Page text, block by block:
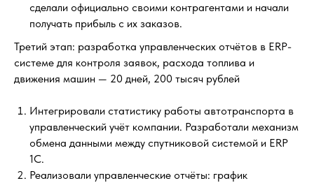
сделали официально своими контрагентами и начали
получать прибыль с их заказов.
Третий этап: разработка управленческих отчётов в ERP-
системе для контроля заявок, расхода топлива и
движения машин — 20 дней, 200 тысяч рублей
Интегрировали статистику работы автотранспорта в
управленческий учёт компании. Разработали механизм
обмена данными между спутниковой системой и ERP
1С.
Реализовали управленческие отчёты: график